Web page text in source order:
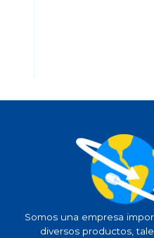
Somos una empresa
diversos productos,